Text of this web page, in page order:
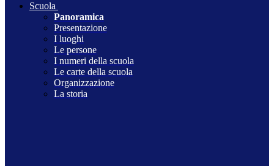
Scuola
Panoramica
Presentazione
I luoghi
Le persone
I numeri della scuola
Le carte della scuola
Organizzazione
La storia